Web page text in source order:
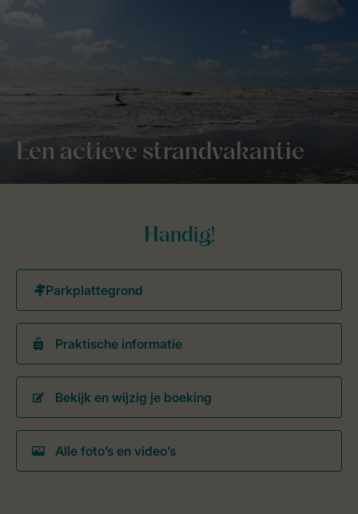
Een actieve strandvakantie
Handig!
Praktische informatie
Bekijk en wijzig je boeking
Alle foto’s en video’s